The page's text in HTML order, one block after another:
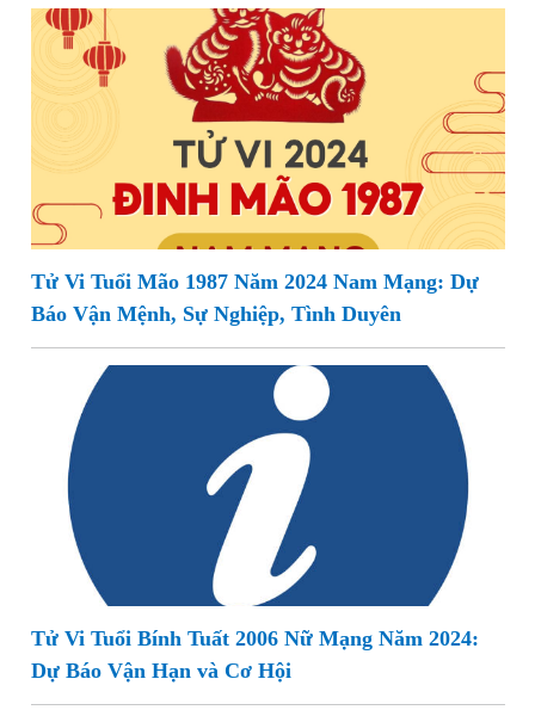
Tử Vi Tuổi Mão 1987 Năm 2024 Nam Mạng: Dự
Báo Vận Mệnh, Sự Nghiệp, Tình Duyên
Tử Vi Tuổi Bính Tuất 2006 Nữ Mạng Năm 2024:
Dự Báo Vận Hạn và Cơ Hội